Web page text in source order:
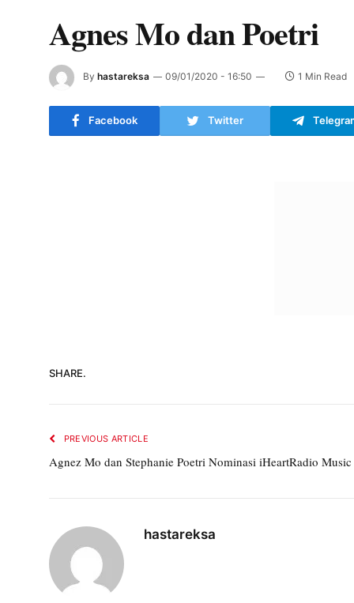
Agnes Mo dan Poetri
By hastareksa 09/01/2020 - 16:50 1 Min Read
Facebook Twitter
SHARE.
PREVIOUS ARTICLE
Agnez Mo dan Stephanie Poetri Nominasi iHeartRadio
hastareksa